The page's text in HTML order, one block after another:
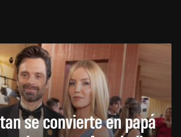
se convierte en papá